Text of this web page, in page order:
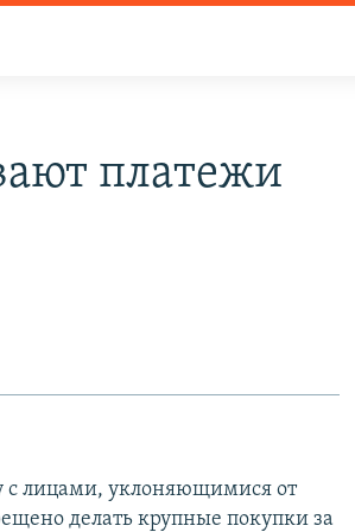
платежи
с лицами, уклоняющимися от
делать крупные покупки за